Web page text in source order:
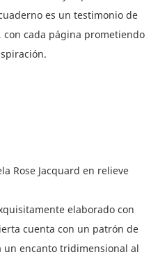
es un testimonio de
cada página prometiendo
cuenta con un patrón de
un encanto tridimensional al